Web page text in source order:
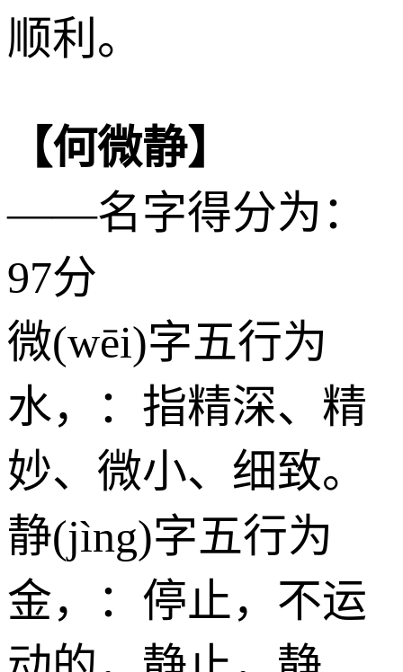
顺利。
【何微静】
——名字得分为：
97分
微(wēi)字五行为
水，：指精深、精
妙、微小、细致。
静(jìng)字五行为
金，：停止，不运